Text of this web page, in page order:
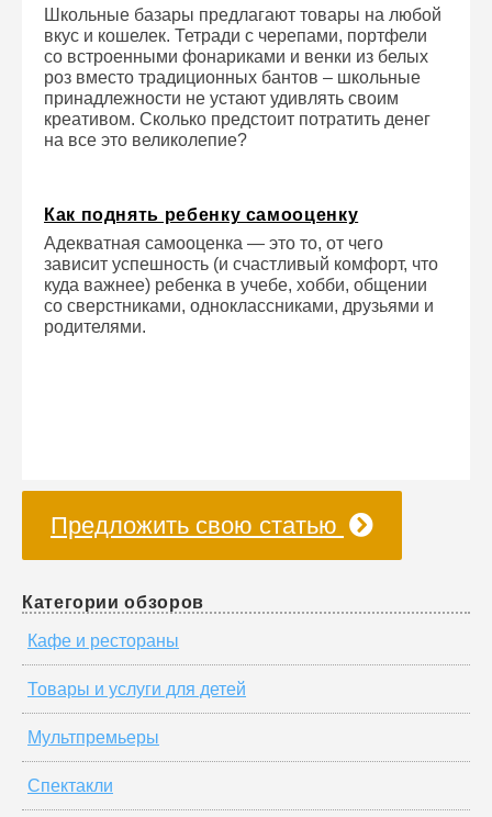
Школьные базары предлагают товары на любой
вкус и кошелек. Тетради с черепами, портфели
со встроенными фонариками и венки из белых
роз вместо традиционных бантов – школьные
принадлежности не устают удивлять своим
креативом. Сколько предстоит потратить денег
на все это великолепие?
Как поднять ребенку самооценку
Адекватная самооценка — это то, от чего
зависит успешность (и счастливый комфорт, что
куда важнее) ребенка в учебе, хобби, общении
со сверстниками, одноклассниками, друзьями и
родителями.
Предложить свою статью
Категории обзоров
Кафе и рестораны
Товары и услуги для детей
Мультпремьеры
Спектакли